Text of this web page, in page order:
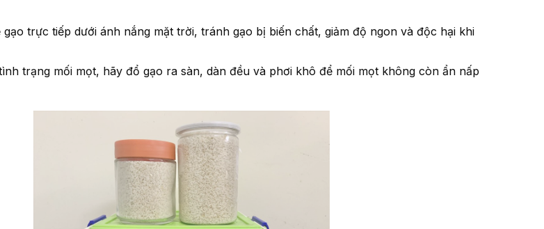
trực tiếp dưới ánh nắng mặt trời, tránh gạo bị biến chất, giảm độ ngon và độc hại khi
trạng mối mọt, hãy đổ gạo ra sàn, dàn đều và phơi khô để mối mọt không còn ẩn nấp